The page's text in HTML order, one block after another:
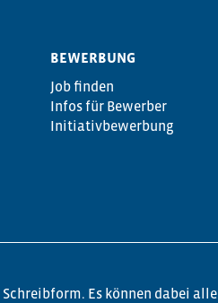
BEWERBUNG
Job finden
Infos für Bewerber
Initiativbewerbung
Es können dabei alle